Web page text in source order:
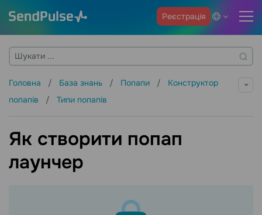
Реєстрація
Головна База знань Попапи
Конструктор
попапів
Типи попапів
Як створити попап
лаунчер